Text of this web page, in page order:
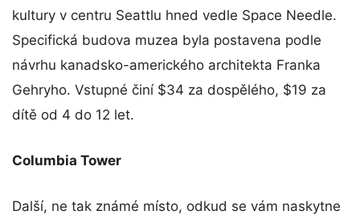
kultury v centru Seattlu hned vedle Space Needle.
Specifická budova muzea byla postavena podle
návrhu kanadsko-amerického architekta Franka
Gehryho. Vstupné činí $34 za dospělého, $19 za
dítě od 4 do 12 let.
Columbia Tower
Další, ne tak známé místo, odkud se vám naskytne